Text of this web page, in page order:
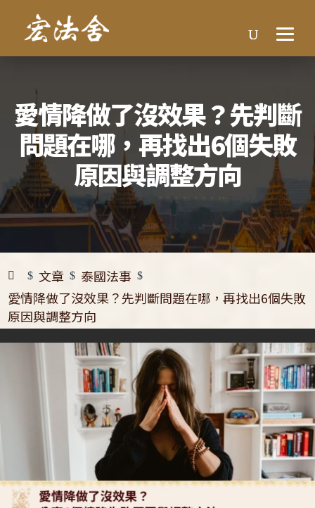
愛情降做了沒效果？先判斷
問題在哪，再找出6個失敗
原因與調整方向
$ 文章 $ 泰國法事 $
愛情降做了沒效果？先判斷問題在哪，再找出6個失敗
原因與調整方向